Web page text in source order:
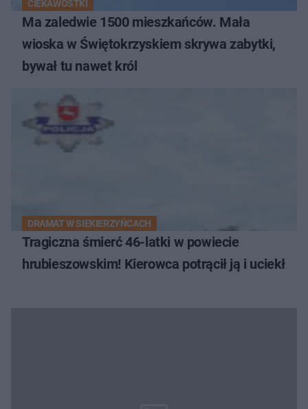
CIEKAWOSTKI
Ma zaledwie 1500 mieszkańców. Mała
wioska w Świętokrzyskiem skrywa zabytki,
bywał tu nawet król
DRAMAT W SIEKIERZYŃCACH
Tragiczna śmierć 46-latki w powiecie
hrubieszowskim! Kierowca potrącił ją i uciekł